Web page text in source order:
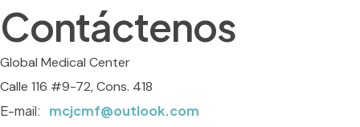
Contáctenos
Global Medical Center
Calle 116 #9-72, Cons. 418
E-mail:
mcjcmf@outlook.com